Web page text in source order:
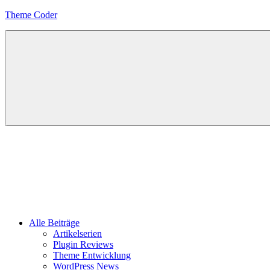
Zum
Theme Coder
Alle Beiträge
Artikelserien
Plugin Reviews
Theme Entwicklung
WordPress News